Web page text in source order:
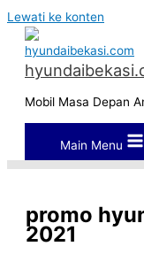
Lewati ke konten
Mobil Masa Depan
Main Menu
promo
2021